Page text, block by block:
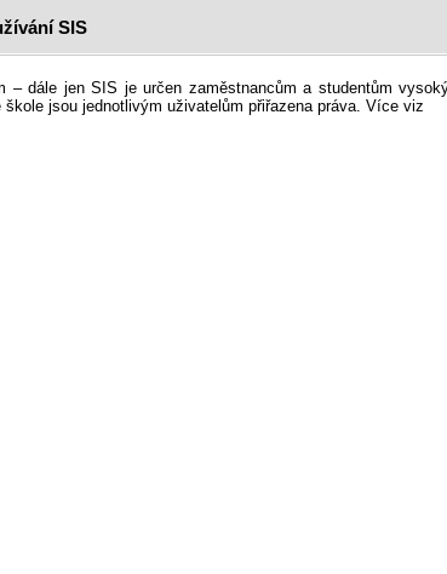
SIS
– dále jen SIS je určen zaměstnancům a studentům
jsou jednotlivým uživatelům přiřazena práva. Více viz